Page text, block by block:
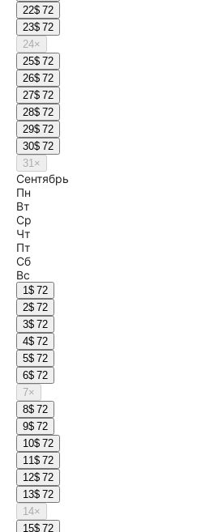
22$ 72
23$ 72
24×
25$ 72
26$ 72
27$ 72
28$ 72
29$ 72
30$ 72
31×
Сентябрь
Пн
Вт
Ср
Чт
Пт
Сб
Вс
1$ 72
2$ 72
3$ 72
4$ 72
5$ 72
6$ 72
7×
8$ 72
9$ 72
10$ 72
11$ 72
12$ 72
13$ 72
14×
15$ 72